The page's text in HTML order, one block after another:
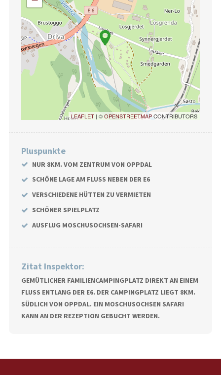
LEAFLET | ©OPENSTREETMAPCONTRIBUTORS
Pluspunkte
NUR 8KM. VOM ZENTRUM VON OPPDAL
SCHÖNE LAGE AM FLUSS NEBEN DER E6
VERSCHIEDENE HÜTTEN ZU VERMIETEN
SCHÖNER SPIELPLATZ
AUSFLUG MOSCHUSOCHSEN-SAFARI
Zitat Inspektor:
GEMÜTLICHER FAMILIENCAMPINGPLATZ DIREKT AN EINEM
FLUSS ENTLANG DER E6. DER CAMPINGPLATZ LIEGT 8KM.
SÜDLICH VON OPPDAL. EIN MOSCHUSOCHSEN SAFARI
KANN AN DER REZEPTION GEBUCHT WERDEN.